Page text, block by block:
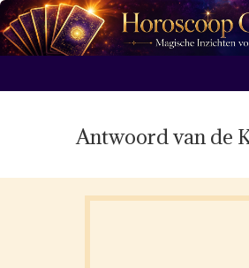
Antwoord van de